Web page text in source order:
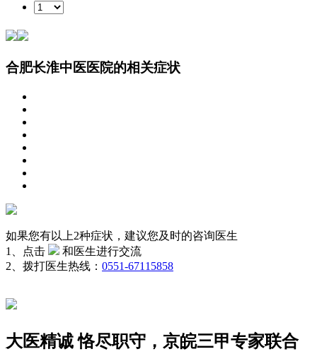
合肥长淮中医医院的相关症状
如果您有以上2种症状，建议您及时的咨询医生
1、点击
和医生进行交流
2、拨打医生热线： 0551-67115858
大医精诚 恪尽职守，京皖三甲专家联合